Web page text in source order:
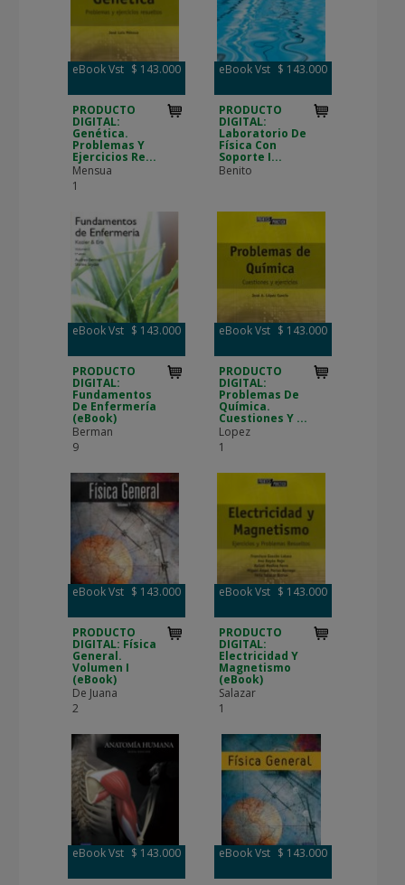
eBook Vst $ 143.000
PRODUCTO
DIGITAL:
Genética.
Problemas Y
Ejercicios Re...
Mensua
1
eBook Vst $ 143.000
PRODUCTO
DIGITAL:
Laboratorio De
Física Con
Soporte I...
Benito
eBook Vst $ 143.000
PRODUCTO
DIGITAL:
Fundamentos
De Enfermería
(eBook)
Berman
9
eBook Vst $ 143.000
PRODUCTO
DIGITAL:
Problemas De
Química.
Cuestiones Y ...
Lopez
1
eBook Vst $ 143.000
PRODUCTO
DIGITAL: Física
General.
Volumen I
(eBook)
De Juana
2
eBook Vst $ 143.000
PRODUCTO
DIGITAL:
Electricidad Y
Magnetismo
(eBook)
Salazar
1
eBook Vst $ 143.000 eBook Vst $ 143.000